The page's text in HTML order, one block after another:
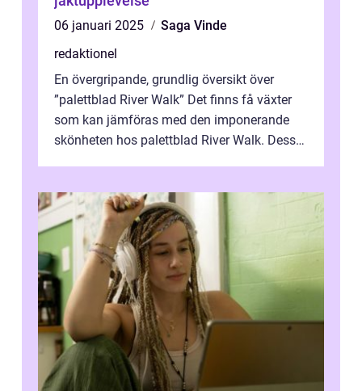
06 januari 2025
Saga Vinde
redaktionel
En övergripande, grundlig översikt över
”palettblad River Walk” Det finns få växter
som kan jämföras med den imponerande
skönheten hos palettblad River Walk. Dess